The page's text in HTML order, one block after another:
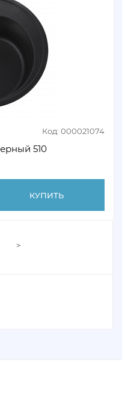
Код: 000021074
510
КУПИТЬ
>